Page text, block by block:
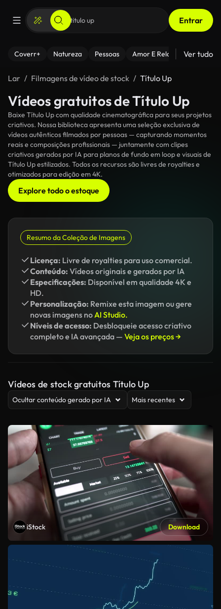
Entrar
Coverr+ Natureza Pessoas Amor E Relacionamentos
Ver tudo
Lar Filmagens de vídeo de stock Título Up
Vídeos gratuitos de Título Up
Baixe Título Up com qualidade cinematográfica para seus projetos
criativos. Nossa biblioteca apresenta uma seleção exclusiva de
vídeos autênticos filmados por pessoas — capturando momentos
reais e composições profissionais — juntamente com clipes
criativos gerados por IA para planos de fundo em loop e visuais de
Título Up estilizados. Todos os recursos são livres de royalties e
otimizados para edição em 4K.
Explore todo o estoque
Resumo da Coleção de Imagens
Licença: Livre de royalties para uso comercial.
Conteúdo: Vídeos originais e gerados por IA
Especificações: Disponível em qualidade 4K e
HD.
Personalização: Remixe esta imagem ou gere
novas imagens noAI Studio.
Níveis de acesso: Desbloqueie acesso criativo
completo e IA avançada — Veja os preços →
Vídeos de stock gratuitos Título Up
Ocultar conteúdo gerado por IA Mais recentes
iStock Download